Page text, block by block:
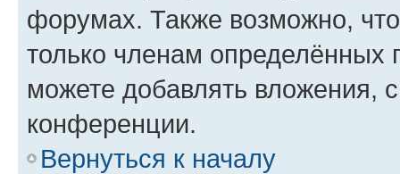
форумах. Также возможно,
только членам определённых
можете добавлять вложения,
конференции.
Вернуться к началу